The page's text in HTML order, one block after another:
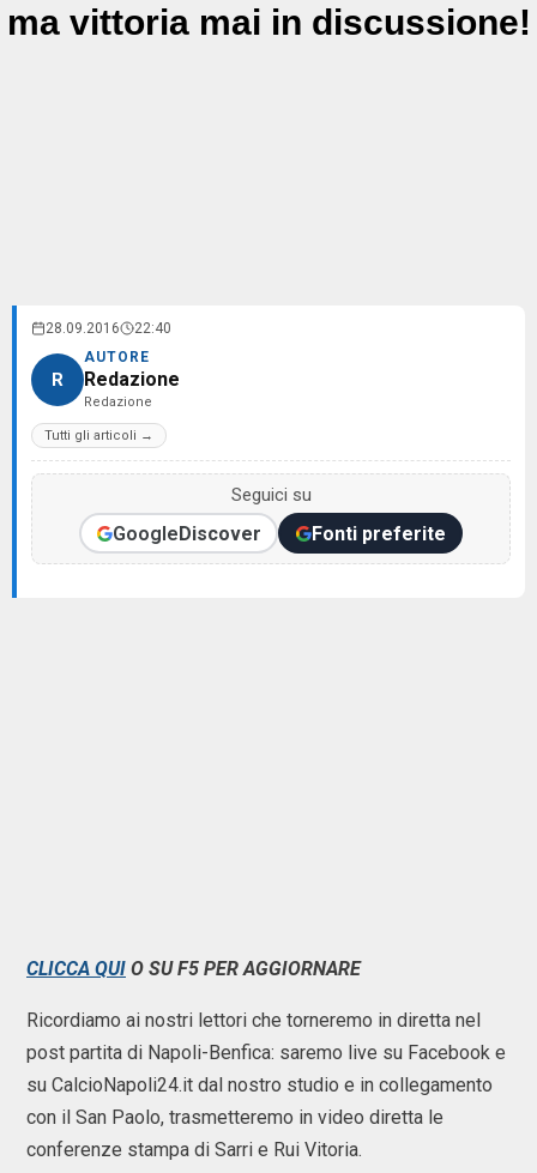
ma vittoria mai in discussione!
28.09.2016 22:40
R
AUTORE
Redazione
Redazione
Tutti gli articoli →
Seguici su
GoogleDiscover Fonti preferite
CLICCA QUI O SU F5 PER AGGIORNARE
Ricordiamo ai nostri lettori che torneremo in diretta nel
post partita di Napoli-Benfica: saremo live su Facebook e
su CalcioNapoli24.it dal nostro studio e in collegamento
con il San Paolo, trasmetteremo in video diretta le
conferenze stampa di Sarri e Rui Vitoria.